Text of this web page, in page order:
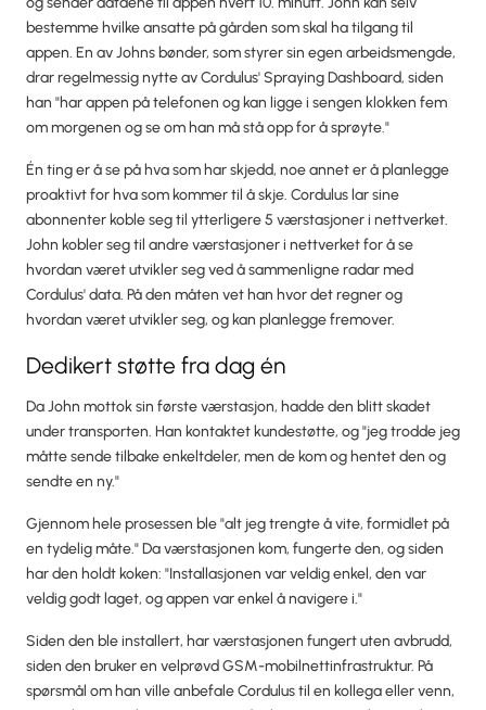
bestemme hvilke ansatte på gården som skal ha tilgang til
appen. En av Johns bønder, som styrer sin egen arbeidsmengde,
drar regelmessig nytte av Cordulus' Spraying Dashboard, siden
han "har appen på telefonen og kan ligge i sengen klokken fem
om morgenen og se om han må stå opp for å sprøyte."
Én ting er å se på hva som har skjedd, noe annet er å planlegge
proaktivt for hva som kommer til å skje. Cordulus lar sine
abonnenter koble seg til ytterligere 5 værstasjoner i nettverket.
John kobler seg til andre værstasjoner i nettverket for å se
hvordan været utvikler seg ved å sammenligne radar med
Cordulus' data. På den måten vet han hvor det regner og
hvordan været utvikler seg, og kan planlegge fremover.
Dedikert støtte fra dag én
Da John mottok sin første værstasjon, hadde den blitt skadet
under transporten. Han kontaktet kundestøtte, og "jeg trodde jeg
måtte sende tilbake enkeltdeler, men de kom og hentet den og
sendte en ny."
Gjennom hele prosessen ble "alt jeg trengte å vite, formidlet på
en tydelig måte." Da værstasjonen kom, fungerte den, og siden
har den holdt koken: "Installasjonen var veldig enkel, den var
veldig godt laget, og appen var enkel å navigere i."
Siden den ble installert, har værstasjonen fungert uten avbrudd,
siden den bruker en velprøvd GSM-mobilnettinfrastruktur. På
spørsmål om han ville anbefale Cordulus til en kollega eller venn,